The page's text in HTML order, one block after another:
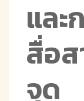
และ
สื่อส
จุด